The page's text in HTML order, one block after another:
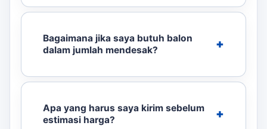
Bagaimana jika saya butuh balon
dalam jumlah mendesak?
Apa yang harus saya kirim sebelum
estimasi harga?